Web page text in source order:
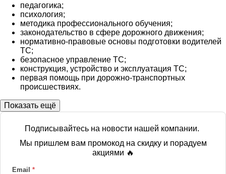
педагогика;
психология;
методика профессионального обучения;
законодательство в сфере дорожного движения;
нормативно-правовые основы подготовки водителей
ТС;
безопасное управление ТС;
конструкция, устройство и эксплуатация ТС;
первая помощь при дорожно-транспортных
происшествиях.
Показать ещё
Подписывайтесь на новости нашей компании.
Мы пришлем вам промокод на скидку и порадуем
акциями 🔥
Email *